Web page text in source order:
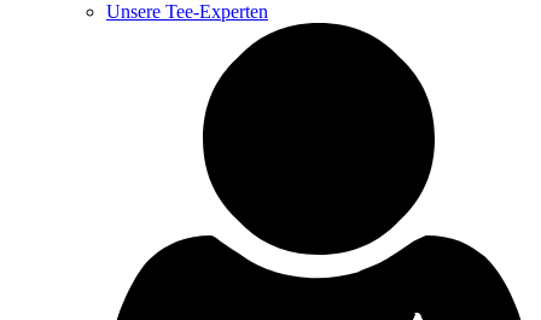
Unsere Tee-Experten